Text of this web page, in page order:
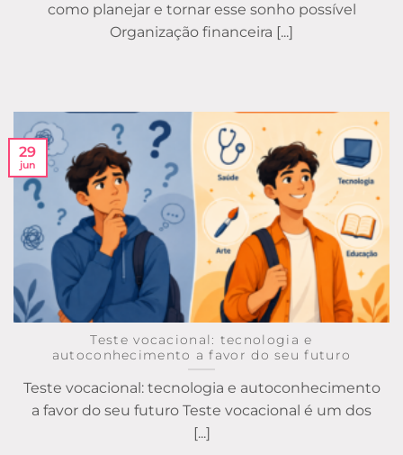
como planejar e tornar esse sonho possível
Organização financeira [...]
Teste vocacional: tecnologia e
autoconhecimento a favor do seu futuro
Teste vocacional: tecnologia e autoconhecimento
a favor do seu futuro Teste vocacional é um dos
[...]
29
jun